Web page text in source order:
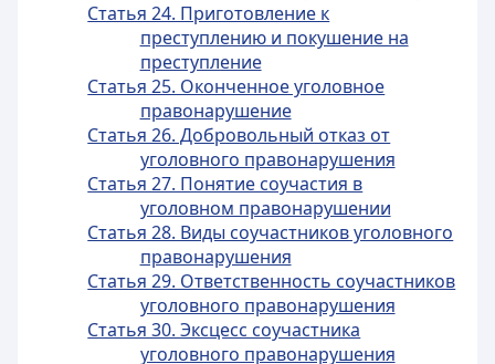
Статья 24. Приготовление к
преступлению и покушение на
преступление
Статья 25. Оконченное уголовное
правонарушение
Статья 26. Добровольный отказ от
уголовного правонарушения
Статья 27. Понятие соучастия в
уголовном правонарушении
Статья 28. Виды соучастников уголовного
правонарушения
Статья 29. Ответственность соучастников
уголовного правонарушения
Статья 30. Эксцесс соучастника
уголовного правонарушения